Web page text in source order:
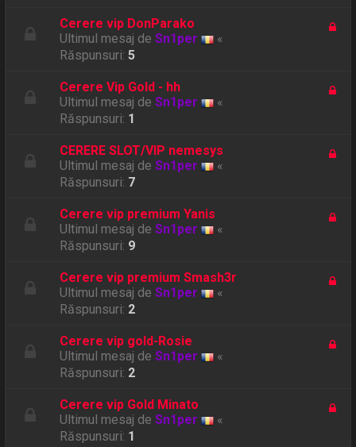
Cerere vip DonParako
Ultimul mesaj deSn1per
«
Răspunsuri:5
Cerere Vip Gold - hh
Ultimul mesaj deSn1per
«
Răspunsuri: 1
CERERE SLOT/VIP nemesys
Ultimul mesaj deSn1per
«
Răspunsuri: 7
Cerere vip premium Yanis
Ultimul mesaj deSn1per
«
Răspunsuri: 9
Cerere vip premium Smash3r
Ultimul mesaj deSn1per
«
Răspunsuri: 2
Cerere vip gold-Rosie
Ultimul mesaj deSn1per
«
Răspunsuri: 2
Cerere vip Gold Minato
Ultimul mesaj deSn1per
«
Răspunsuri: 1